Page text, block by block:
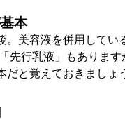
本
。美容液を併用してい
先行乳液」もあります
と覚えておきましょ